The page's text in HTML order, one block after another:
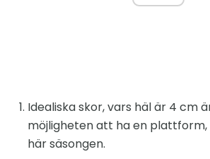
Idealiska skor, vars häl är 4 cm
möjligheten att ha en plattform,
här säsongen.